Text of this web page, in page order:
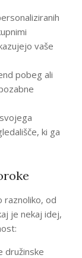
vaše
pobeg ali
ki ga
raznoliko, od
je nekaj idej,
družinske